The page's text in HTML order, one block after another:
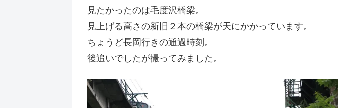
見たかったのは毛度沢橋梁。
見上げる高さの新旧２本の橋梁が天にかかっています。
ちょうど長岡行きの通過時刻。
後追いでしたが撮ってみました。